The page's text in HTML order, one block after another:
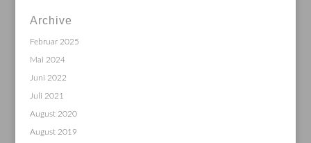
Archive
Februar 2025
Mai 2024
Juni 2022
Juli 2021
August 2020
August 2019